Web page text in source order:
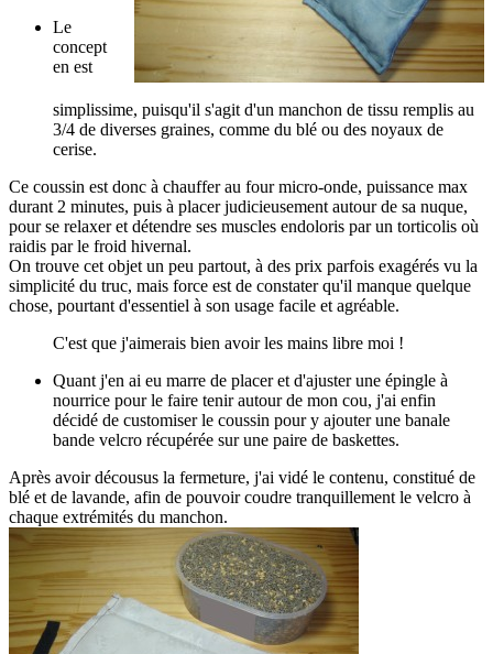
Le
concept
en est
simplissime, puisqu'il s'agit d'un manchon de tissu remplis au
3/4 de diverses graines, comme du blé ou des noyaux de
cerise.
Ce coussin est donc à chauffer au four micro-onde, puissance max
durant 2 minutes, puis à placer judicieusement autour de sa nuque,
pour se relaxer et détendre ses muscles endoloris par un torticolis où
raidis par le froid hivernal.
On trouve cet objet un peu partout, à des prix parfois exagérés vu la
simplicité du truc, mais force est de constater qu'il manque quelque
chose, pourtant d'essentiel à son usage facile et agréable.
C'est que j'aimerais bien avoir les mains libre moi !
Quant j'en ai eu marre de placer et d'ajuster une épingle à
nourrice pour le faire tenir autour de mon cou, j'ai enfin
décidé de customiser le coussin pour y ajouter une banale
bande velcro récupérée sur une paire de baskettes.
Après avoir décousus la fermeture, j'ai vidé le contenu, constitué de
blé et de lavande, afin de pouvoir coudre tranquillement le velcro à
chaque extrémités du manchon.